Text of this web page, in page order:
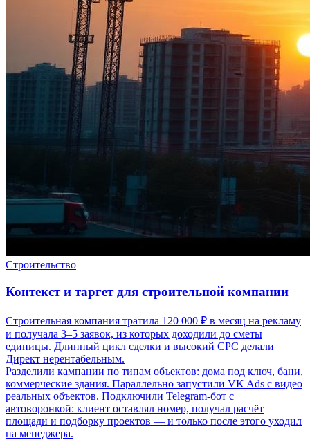
Строительство
Контекст и таргет для строительной компании
Строительная компания тратила 120 000 ₽ в месяц на рекламу
и получала 3–5 заявок, из которых доходили до сметы
единицы. Длинный цикл сделки и высокий CPС делали
Директ нерентабельным.
Разделили кампании по типам объектов: дома под ключ, бани,
коммерческие здания. Параллельно запустили VK Ads с видео
реальных объектов. Подключили Telegram-бот с
автоворонкой: клиент оставлял номер, получал расчёт
площади и подборку проектов — и только после этого уходил
на менеджера.